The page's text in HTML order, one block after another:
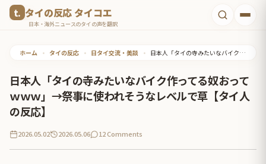
タイの反応 タイコエ
日本・海外ニュースのタイの声を翻訳
ホーム • タイの反応 • 日タイ交流・美談 • 日本人「タイの寺みたいなバイク作ってる奴おってｗｗｗ」→祭事に使われそうなレベルで草【タイ人の反応】
日本人「タイの寺みたいなバイク作ってる奴おって
ｗｗｗ」→祭事に使われそうなレベルで草【タイ人
の反応】
2026.05.02 2026.05.06 12 Comments